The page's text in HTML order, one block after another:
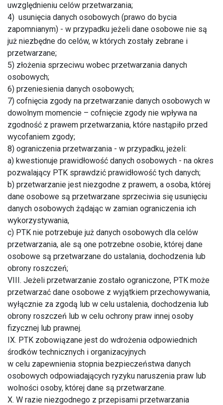
uwzględnieniu celów przetwarzania;
4) usunięcia danych osobowych (prawo do bycia
zapomnianym) - w przypadku jeżeli dane osobowe nie są
już niezbędne do celów, w których zostały zebrane i
przetwarzane;
5) złożenia sprzeciwu wobec przetwarzania danych
osobowych;
6) przeniesienia danych osobowych;
7) cofnięcia zgody na przetwarzanie danych osobowych w
dowolnym momencie – cofnięcie zgody nie wpływa na
zgodność z prawem przetwarzania, które nastąpiło przed
wycofaniem zgody;
8) ograniczenia przetwarzania - w przypadku, jeżeli:
a) kwestionuje prawidłowość danych osobowych - na okres
pozwalający PTK sprawdzić prawidłowość tych danych;
b) przetwarzanie jest niezgodne z prawem, a osoba, której
dane osobowe są przetwarzane sprzeciwia się usunięciu
danych osobowych żądając w zamian ograniczenia ich
wykorzystywania,
c) PTK nie potrzebuje już danych osobowych dla celów
przetwarzania, ale są one potrzebne osobie, której dane
osobowe są przetwarzane do ustalania, dochodzenia lub
obrony roszczeń;
VIII. Jeżeli przetwarzanie zostało ograniczone, PTK może
przetwarzać dane osobowe z wyjątkiem przechowywania,
wyłącznie za zgodą lub w celu ustalenia, dochodzenia lub
obrony roszczeń lub w celu ochrony praw innej osoby
fizycznej lub prawnej.
IX. PTK zobowiązane jest do wdrożenia odpowiednich
środków technicznych i organizacyjnych
w celu zapewnienia stopnia bezpieczeństwa danych
osobowych odpowiadających ryzyku naruszenia praw lub
wolności osoby, której dane są przetwarzane.
X. W razie niezgodnego z przepisami przetwarzania